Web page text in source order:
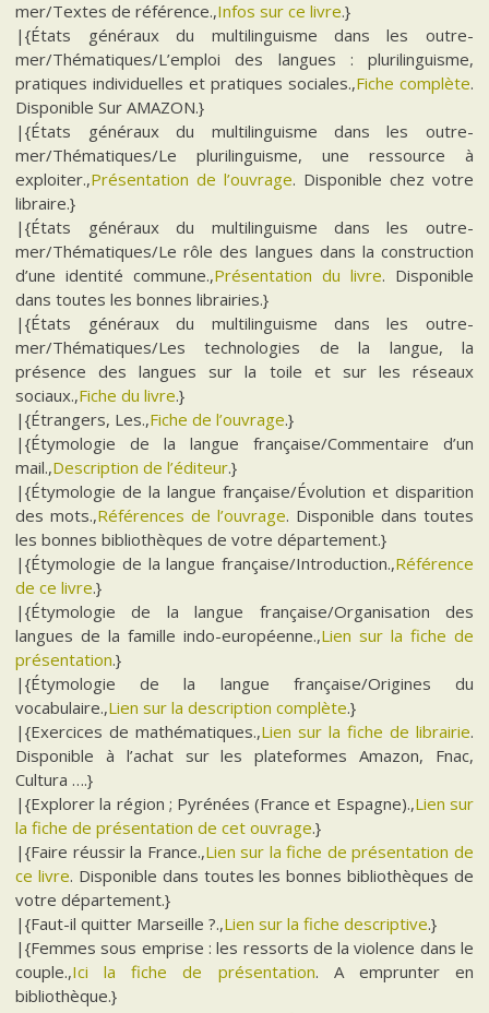
mer/Textes de référence.,Infos sur ce livre.}
|{États généraux du multilinguisme dans les outre-
mer/Thématiques/L’emploi des langues : plurilinguisme,
pratiques individuelles et pratiques sociales.,Fiche complète.
Disponible Sur AMAZON.}
|{États généraux du multilinguisme dans les outre-
mer/Thématiques/Le plurilinguisme, une ressource à
exploiter.,Présentation de l’ouvrage. Disponible chez votre
libraire.}
|{États généraux du multilinguisme dans les outre-
mer/Thématiques/Le rôle des langues dans la construction
d’une identité commune.,Présentation du livre. Disponible
dans toutes les bonnes librairies.}
|{États généraux du multilinguisme dans les outre-
mer/Thématiques/Les technologies de la langue, la
présence des langues sur la toile et sur les réseaux
sociaux.,Fiche du livre.}
|{Étrangers, Les.,Fiche de l’ouvrage.}
|{Étymologie de la langue française/Commentaire d’un
mail.,Description de l’éditeur.}
|{Étymologie de la langue française/Évolution et disparition
des mots.,Références de l’ouvrage. Disponible dans toutes
les bonnes bibliothèques de votre département.}
|{Étymologie de la langue française/Introduction.,Référence
de ce livre.}
|{Étymologie de la langue française/Organisation des
langues de la famille indo-européenne.,Lien sur la fiche de
présentation.}
|{Étymologie de la langue française/Origines du
vocabulaire.,Lien sur la description complète.}
|{Exercices de mathématiques.,Lien sur la fiche de librairie.
Disponible à l’achat sur les plateformes Amazon, Fnac,
Cultura ….}
|{Explorer la région ; Pyrénées (France et Espagne).,Lien sur
la fiche de présentation de cet ouvrage.}
|{Faire réussir la France.,Lien sur la fiche de présentation de
ce livre. Disponible dans toutes les bonnes bibliothèques de
votre département.}
|{Faut-il quitter Marseille ?.,Lien sur la fiche descriptive.}
|{Femmes sous emprise : les ressorts de la violence dans le
couple.,Ici la fiche de présentation. A emprunter en
bibliothèque.}